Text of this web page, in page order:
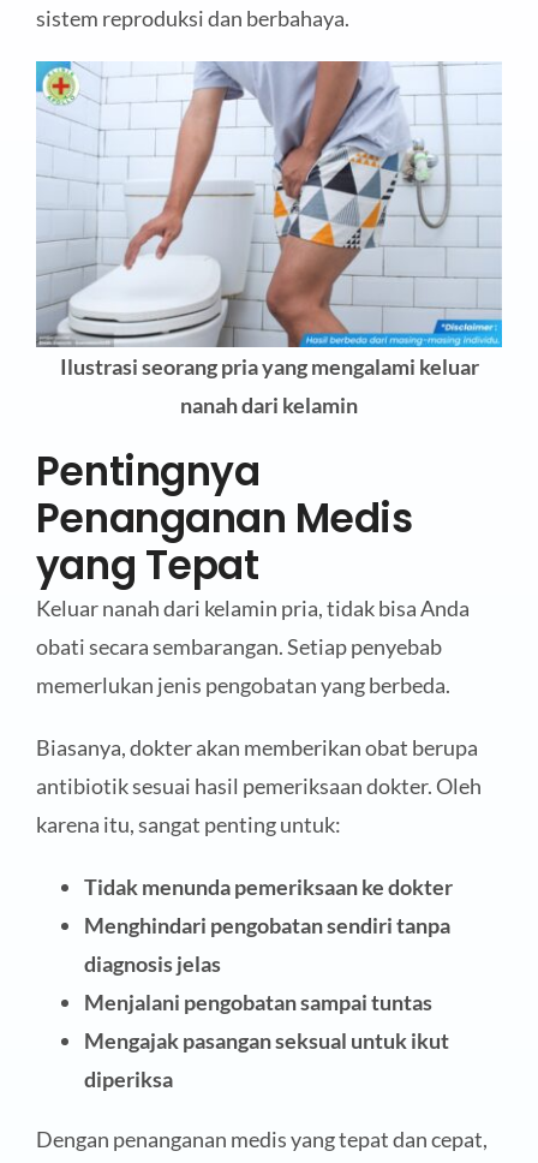
sistem reproduksi dan berbahaya.
Ilustrasi seorang pria yang mengalami keluar
nanah dari kelamin
Pentingnya
Penanganan Medis
yang Tepat
Keluar nanah dari kelamin pria, tidak bisa Anda
obati secara sembarangan. Setiap penyebab
memerlukan jenis pengobatan yang berbeda.
Biasanya, dokter akan memberikan obat berupa
antibiotik sesuai hasil pemeriksaan dokter. Oleh
karena itu, sangat penting untuk:
Tidak menunda pemeriksaan ke dokter
Menghindari pengobatan sendiri tanpa
diagnosis jelas
Menjalani pengobatan sampai tuntas
Mengajak pasangan seksual untuk ikut
diperiksa
Dengan penanganan medis yang tepat dan cepat,